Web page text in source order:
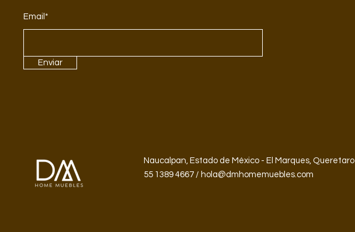
Email*
Enviar
Naucalpan, Estado de México - El Marques, Queretaro
55 1389 4667 / hola@dmhomemuebles.com